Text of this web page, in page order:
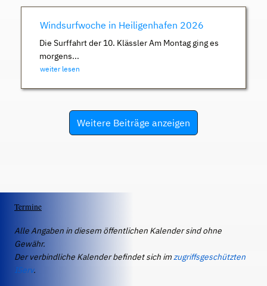
Windsurfwoche in Heiligenhafen 2026
Die Surffahrt der 10. Klässler Am Montag ging es
morgens...
weiter lesen
Weitere Beiträge anzeigen
Termine
Alle Angaben in diesem öffentlichen Kalender sind ohne
Gewähr.
Der verbindliche Kalender befindet sich imzugriffsgeschützten
IServ.